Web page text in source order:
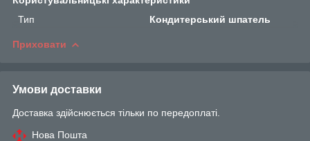
Тип
Кондитерський шпатель
Приховати
Умови доставки
Доставка здійснюється тільки по передоплаті.
Нова Пошта